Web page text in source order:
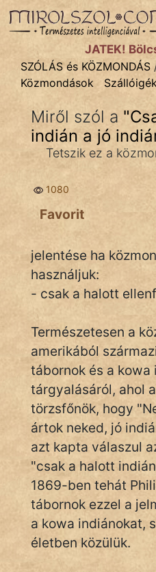
SZÓLÁS ÉS
Bibliai
Kifejezések
Közmondások
Rímelő
Szóláscsoportok
Szólások
Tréfás
IRODALOM
SZÓLÁS
És
KÖZMONDÁS
PSZICHO
ZENE
FILM
ÉLETMÓD
JÁTÉK!
SZÓLÁS és KÖZMONDÁS
Közmondások
Miről szól a "
indián a jó
Tetszik ez a
1080
Favorit
jelentése ha
használjuk:
- csak a halott
Természetesen a
amerikából
tábornok és a
tárgyalásáról, ahol
törzsfőnök, hogy
ártok neked, jó
azt kapta válaszul
"csak a halott
1869-ben tehát
tábornok ezzel a
a kowa indiánokat,
életben közülük.